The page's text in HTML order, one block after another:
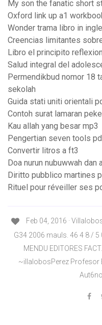
My son the fanatic short
Oxford link up a1
Wonder trama libro in
Creencias limitantes
Libro el principito reflexion
Salud integral del
Permendikbud nomor 18
sekolah
Guida stati uniti orientali
Contoh surat lamaran
Kau allah yang besar mp3
Pengertian seven tools
Convertir litros a ft3
Doa nurun nubuwwah dan
Diritto pubblico martines
Rituel pour réveiller ses
Feb 04, 2016 ·
G34 2006 mauls. 46 4 8 / 5
MENDU EDITORES
~illalobosPerez Profesor